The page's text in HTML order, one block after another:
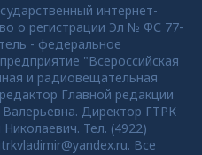
интернет-
о регистрации Эл № ФС 77-
- федеральное
"Всероссийская
и радиовещательная
Главной редакции
Директор ГТРК
Тел. (4922)
Все